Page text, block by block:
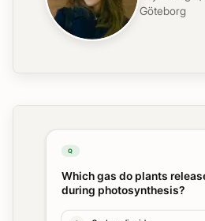
Göteborg